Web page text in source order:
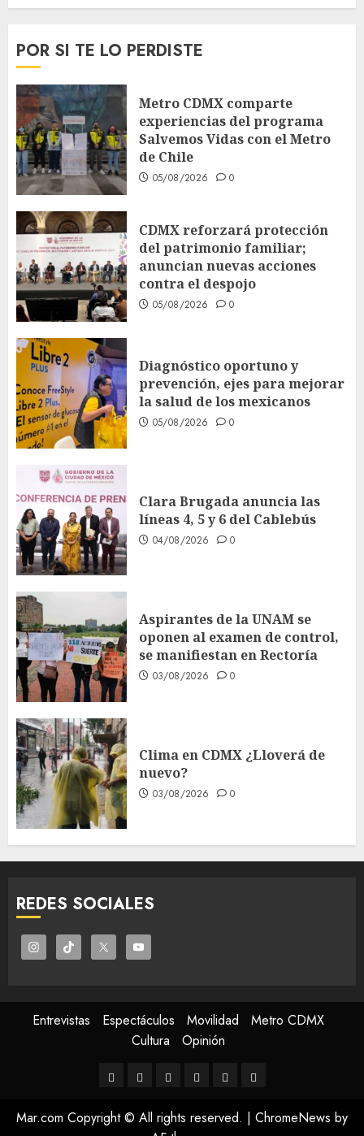
POR SI TE LO PERDISTE
Metro CDMX comparte
experiencias del programa
Salvemos Vidas con el Metro
de Chile
05/08/2026 0
CDMX reforzará protección
del patrimonio familiar;
anuncian nuevas acciones
contra el despojo
05/08/2026 0
Diagnóstico oportuno y
prevención, ejes para mejorar
la salud de los mexicanos
05/08/2026 0
Clara Brugada anuncia las
líneas 4, 5 y 6 del Cablebús
04/08/2026 0
Aspirantes de la UNAM se
oponen al examen de control,
se manifiestan en Rectoría
03/08/2026 0
Clima en CDMX ¿Lloverá de
nuevo?
03/08/2026 0
REDES SOCIALES
Entrevistas Espectáculos Movilidad
Metro CDMX
Cultura
Opinión
Entrevistas
Espectáculos
Movilidad
MetroCulturaOpinión
Mar.com Copyright © All rights reserved. | ChromeNews by